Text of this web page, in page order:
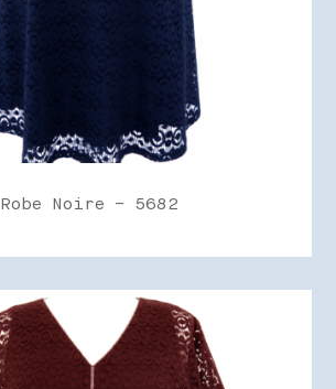
Robe Noire – 5682